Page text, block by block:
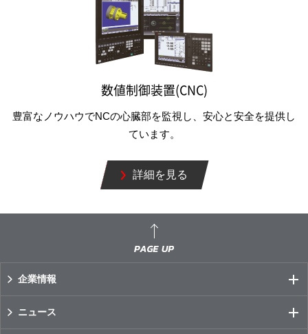
数値制御装置(CNC)
豊富なノウハウでNCの心臓部を監視し、安心と安全を提供し
ています。
詳細を見る
企業情報
ニュース